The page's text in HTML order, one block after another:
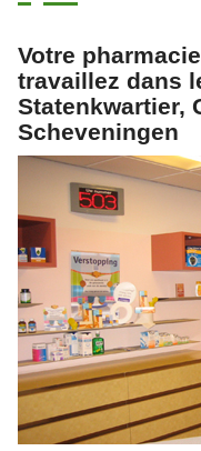
Votre
travaillez dans
Statenkwartier,
Scheveningen